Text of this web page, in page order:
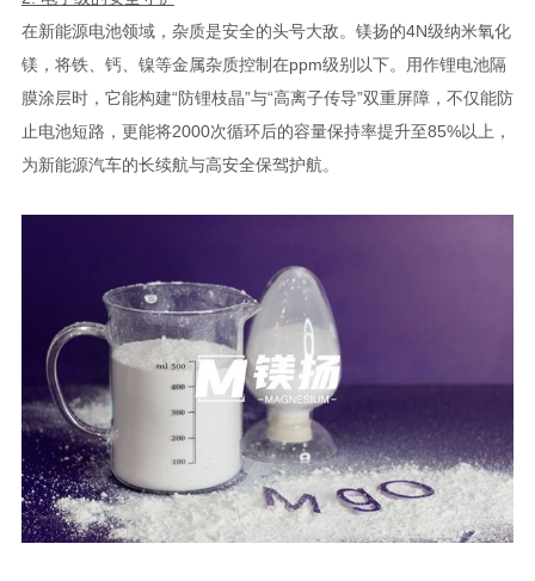
在新能源电池领域，杂质是安全的头号大敌。镁扬的4N级纳米氧化
镁，将铁、钙、镍等金属杂质控制在ppm级别以下。用作锂电池隔
膜涂层时，它能构建“防锂枝晶”与“高离子传导”双重屏障，不仅能防
止电池短路，更能将2000次循环后的容量保持率提升至85%以上，
为新能源汽车的长续航与高安全保驾护航。